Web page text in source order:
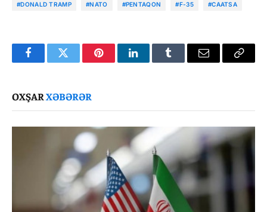
#DONALD TRAMP #NATO #PENTAQON #F-35 #CAATSA
FacebookTwitter PinterestLinkedInTumblr Email
Copy
OXŞARXƏBƏRƏR